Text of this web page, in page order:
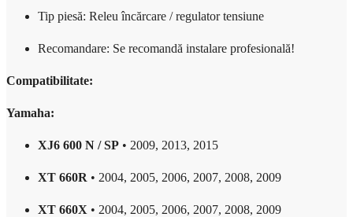
Tip piesă: Releu încărcare / regulator tensiune
Recomandare: Se recomandă instalare profesională!
Compatibilitate:
Yamaha:
XJ6 600 N / SP • 2009, 2013, 2015
XT 660R • 2004, 2005, 2006, 2007, 2008, 2009
XT 660X • 2004, 2005, 2006, 2007, 2008, 2009